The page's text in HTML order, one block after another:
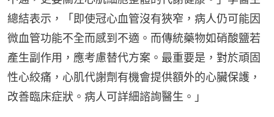
總結表示，「即使冠心血管沒有狹窄，病人仍可能因
微血管功能不全而感到不適。而傳統藥物如硝酸鹽若
產生副作用，應考慮替代方案。最重要是，對於頑固
性心絞痛，心肌代謝劑有機會提供額外的心臟保護，
改善臨床症狀。病人可詳細諮詢醫生。」